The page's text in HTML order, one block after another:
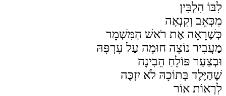
לִבּוֹ הִלְבִּין
מִכְּאֵב וְקִנְאָה
כְּשֶׁרָאָה אֶת רֹאשׁ הַמִּשְׁמָר
מַעֲבִיר נוֹצָה חוּמָה עַל עָרְפָּהּ
וּבְצַעַר פּוֹלֵחַ הֵבִינָה
שֶׁהַיֶּלֶד בְּתוֹכָהּ לֹא יִזְכֶּה
לִרְאוֹת אוֹר